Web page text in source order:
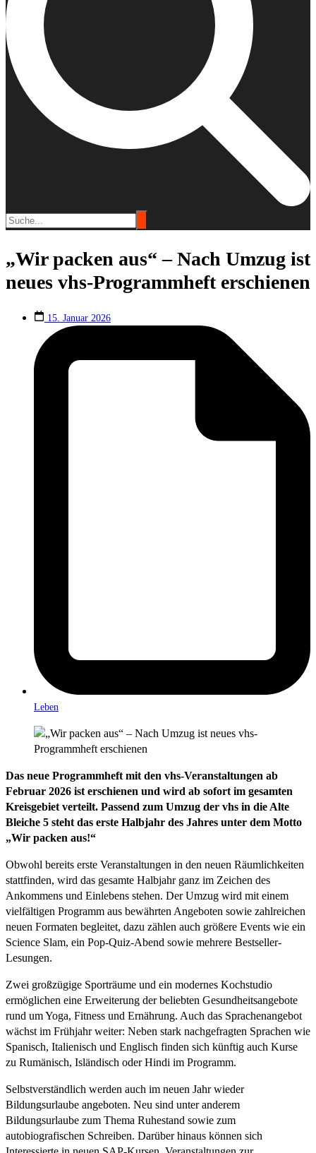
„Wir packen aus“ – Nach Umzug ist
neues vhs-Programmheft erschienen
15. Januar 2026
Leben
Das neue Programmheft mit den vhs-Veranstaltungen ab
Februar 2026 ist erschienen und wird ab sofort im gesamten
Kreisgebiet verteilt. Passend zum Umzug der vhs in die Alte
Bleiche 5 steht das erste Halbjahr des Jahres unter dem Motto
„Wir packen aus!“
Obwohl bereits erste Veranstaltungen in den neuen Räumlichkeiten
stattfinden, wird das gesamte Halbjahr ganz im Zeichen des
Ankommens und Einlebens stehen. Der Umzug wird mit einem
vielfältigen Programm aus bewährten Angeboten sowie zahlreichen
neuen Formaten begleitet, dazu zählen auch größere Events wie ein
Science Slam, ein Pop-Quiz-Abend sowie mehrere Bestseller-
Lesungen.
Zwei großzügige Sporträume und ein modernes Kochstudio
ermöglichen eine Erweiterung der beliebten Gesundheitsangebote
rund um Yoga, Fitness und Ernährung. Auch das Sprachenangebot
wächst im Frühjahr weiter: Neben stark nachgefragten Sprachen wie
Spanisch, Italienisch und Englisch finden sich künftig auch Kurse
zu Rumänisch, Isländisch oder Hindi im Programm.
Selbstverständlich werden auch im neuen Jahr wieder
Bildungsurlaube angeboten. Neu sind unter anderem
Bildungsurlaube zum Thema Ruhestand sowie zum
autobiografischen Schreiben. Darüber hinaus können sich